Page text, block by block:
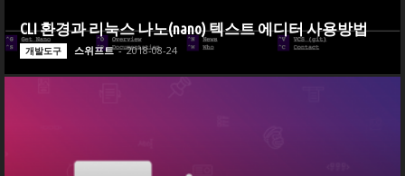
CLI 환경과 리눅스 나노(nano) 텍스트 에디터 사용방법
개발도구 스위프트 - 2018-08-24